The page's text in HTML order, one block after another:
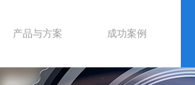
产品与方案 成功案例